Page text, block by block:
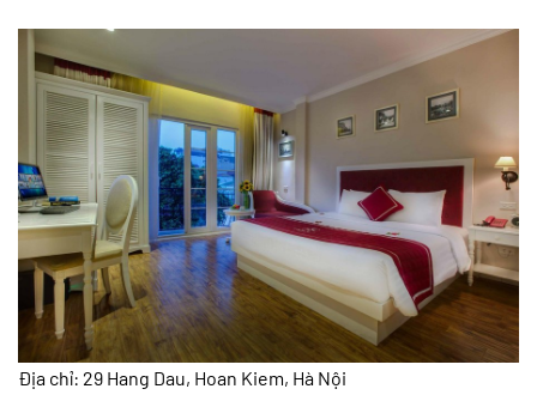
Địa chỉ: 29 Hang Dau, Hoan Kiem, Hà Nội